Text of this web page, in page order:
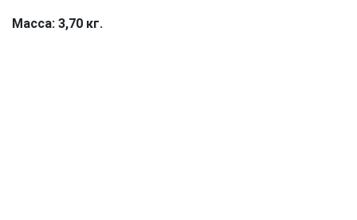
Масса: 3,70 кг.